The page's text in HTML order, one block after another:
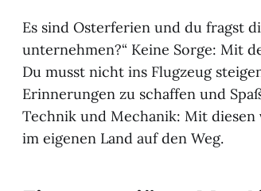
Es sind Osterferien und du fragst
unternehmen?“ Keine Sorge: Mit
Du musst nicht ins Flugzeug
Erinnerungen zu schaffen und
Technik und Mechanik: Mit
im eigenen Land auf den Weg.